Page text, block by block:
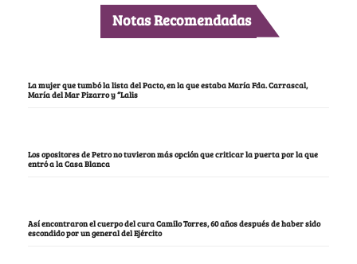
Notas Recomendadas
La mujer que tumbó la lista del Pacto, en la que estaba María Fda. Carrascal,
María del Mar Pizarro y “Lalis
Los opositores de Petro no tuvieron más opción que criticar la puerta por la que
entró a la Casa Blanca
Así encontraron el cuerpo del cura Camilo Torres, 60 años después de haber sido
escondido por un general del Ejército